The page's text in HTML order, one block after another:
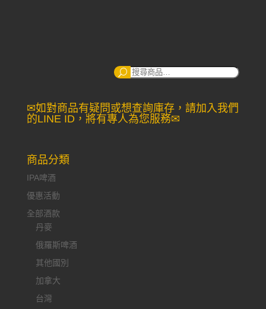
搜
✉如對商品有疑問或想查詢庫存，請加入我們
的LINE ID，將有專人為您服務✉
商品分類
IPA啤酒
優惠活動
全部酒款
丹麥
俄羅斯啤酒
其他國別
加拿大
台灣